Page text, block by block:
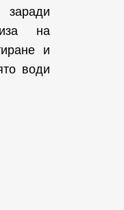
на
и
води